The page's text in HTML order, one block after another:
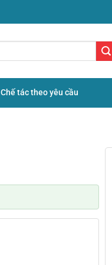
Chế tác theo yêu cầu